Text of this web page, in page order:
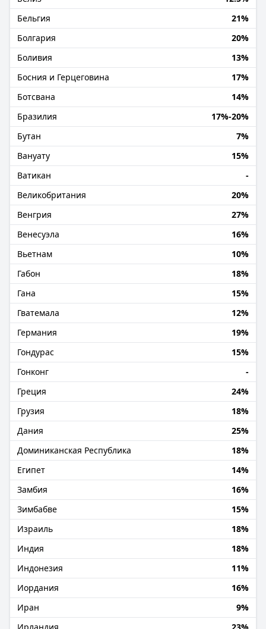
Бельгия
21%
Болгария
20%
Боливия
13%
Босния и Герцеговина
17%
Ботсвана
14%
Бразилия
17%-20%
Бутан
7%
Вануату
15%
Ватикан
-
Великобритания
20%
Венгрия
27%
Венесуэла
16%
Вьетнам
10%
Габон
18%
Гана
15%
Гватемала
12%
Германия
19%
Гондурас
15%
Гонконг
-
Греция
24%
Грузия
18%
Дания
25%
Доминиканская Республика
18%
Египет
14%
Замбия
16%
Зимбабве
15%
Израиль
18%
Индия
18%
Индонезия
11%
Иордания
16%
Иран
9%